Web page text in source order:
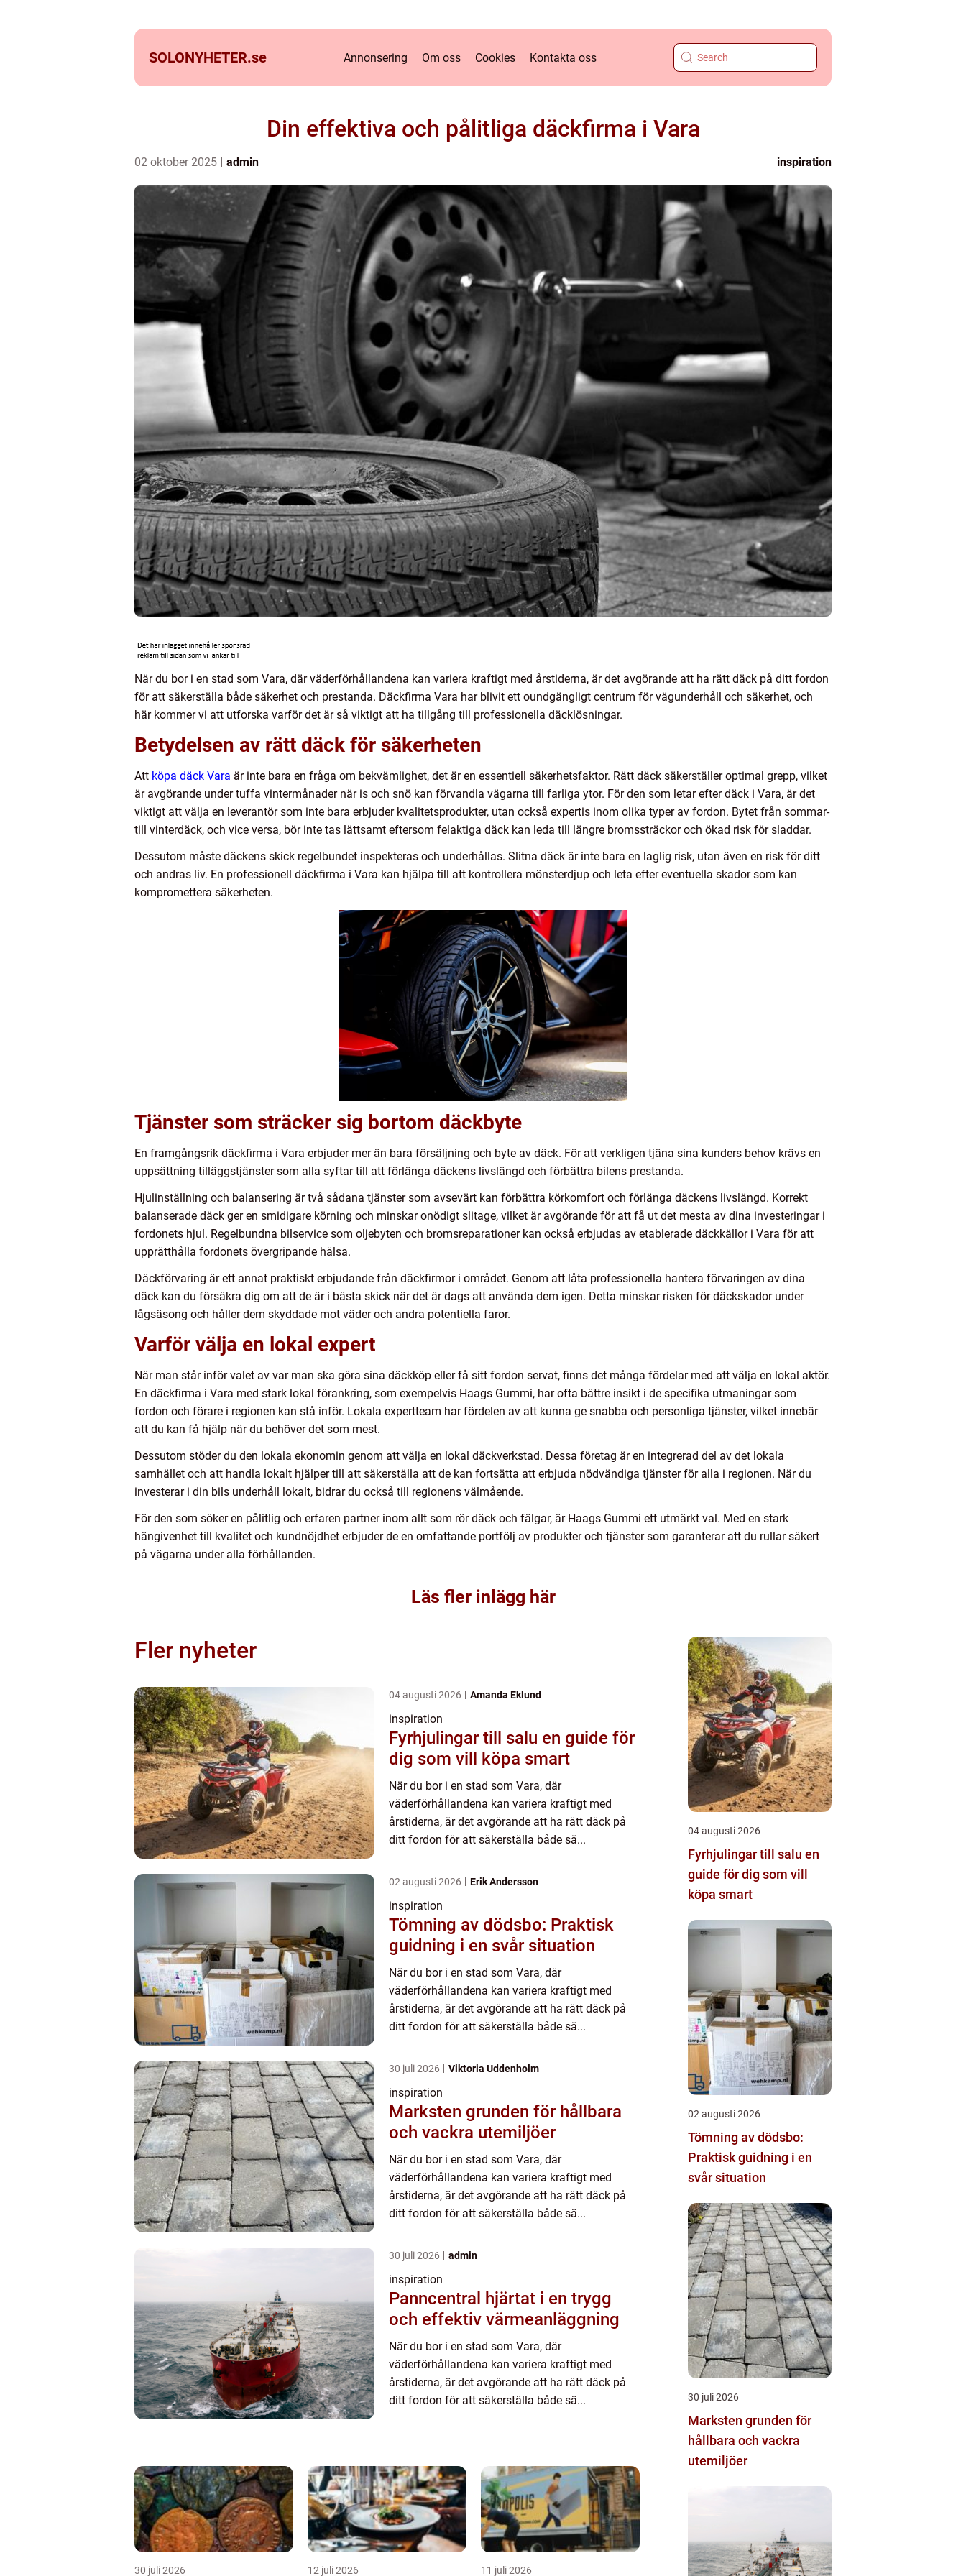
SOLONYHETER.se Annonsering Om oss Cookies Kontakta oss
Din effektiva och pålitliga däckfirma i Vara
02 oktober 2025 admin inspiration
När du bor i en stad som Vara, där väderförhållandena kan variera kraftigt med årstiderna, är det avgörande att ha rätt däck på ditt fordon
för att säkerställa både säkerhet och prestanda. Däckfirma Vara har blivit ett oundgängligt centrum för vägunderhåll och säkerhet, och
här kommer vi att utforska varför det är så viktigt att ha tillgång till professionella däcklösningar.
Betydelsen av rätt däck för säkerheten
Att köpa däck Vara är inte bara en fråga om bekvämlighet, det är en essentiell säkerhetsfaktor. Rätt däck säkerställer optimal grepp, vilket
är avgörande under tuffa vintermånader när is och snö kan förvandla vägarna till farliga ytor. För den som letar efter däck i Vara, är det
viktigt att välja en leverantör som inte bara erbjuder kvalitetsprodukter, utan också expertis inom olika typer av fordon. Bytet från sommar-
till vinterdäck, och vice versa, bör inte tas lättsamt eftersom felaktiga däck kan leda till längre bromssträckor och ökad risk för sladdar.
Dessutom måste däckens skick regelbundet inspekteras och underhållas. Slitna däck är inte bara en laglig risk, utan även en risk för ditt
och andras liv. En professionell däckfirma i Vara kan hjälpa till att kontrollera mönsterdjup och leta efter eventuella skador som kan
kompromettera säkerheten.
Tjänster som sträcker sig bortom däckbyte
En framgångsrik däckfirma i Vara erbjuder mer än bara försäljning och byte av däck. För att verkligen tjäna sina kunders behov krävs en
uppsättning tilläggstjänster som alla syftar till att förlänga däckens livslängd och förbättra bilens prestanda.
Hjulinställning och balansering är två sådana tjänster som avsevärt kan förbättra körkomfort och förlänga däckens livslängd. Korrekt
balanserade däck ger en smidigare körning och minskar onödigt slitage, vilket är avgörande för att få ut det mesta av dina investeringar i
fordonets hjul. Regelbundna bilservice som oljebyten och bromsreparationer kan också erbjudas av etablerade däckkällor i Vara för att
upprätthålla fordonets övergripande hälsa.
Däckförvaring är ett annat praktiskt erbjudande från däckfirmor i området. Genom att låta professionella hantera förvaringen av dina
däck kan du försäkra dig om att de är i bästa skick när det är dags att använda dem igen. Detta minskar risken för däckskador under
lågsäsong och håller dem skyddade mot väder och andra potentiella faror.
Varför välja en lokal expert
När man står inför valet av var man ska göra sina däckköp eller få sitt fordon servat, finns det många fördelar med att välja en lokal aktör.
En däckfirma i Vara med stark lokal förankring, som exempelvis Haags Gummi, har ofta bättre insikt i de specifika utmaningar som
fordon och förare i regionen kan stå inför. Lokala expertteam har fördelen av att kunna ge snabba och personliga tjänster, vilket innebär
att du kan få hjälp när du behöver det som mest.
Dessutom stöder du den lokala ekonomin genom att välja en lokal däckverkstad. Dessa företag är en integrerad del av det lokala
samhället och att handla lokalt hjälper till att säkerställa att de kan fortsätta att erbjuda nödvändiga tjänster för alla i regionen. När du
investerar i din bils underhåll lokalt, bidrar du också till regionens välmående.
För den som söker en pålitlig och erfaren partner inom allt som rör däck och fälgar, är Haags Gummi ett utmärkt val. Med en stark
hängivenhet till kvalitet och kundnöjdhet erbjuder de en omfattande portfölj av produkter och tjänster som garanterar att du rullar säkert
på vägarna under alla förhållanden.
Läs fler inlägg här
Fler nyheter
04 augusti 2026 Amanda Eklund
inspiration
Fyrhjulingar till salu en guide för
dig som vill köpa smart
När du bor i en stad som Vara, där
väderförhållandena kan variera kraftigt med
årstiderna, är det avgörande att ha rätt däck på
ditt fordon för att säkerställa både sä...
02 augusti 2026 Erik Andersson
inspiration
Tömning av dödsbo: Praktisk
guidning i en svår situation
När du bor i en stad som Vara, där
väderförhållandena kan variera kraftigt med
årstiderna, är det avgörande att ha rätt däck på
ditt fordon för att säkerställa både sä...
30 juli 2026 Viktoria Uddenholm
inspiration
Marksten grunden för hållbara
och vackra utemiljöer
När du bor i en stad som Vara, där
väderförhållandena kan variera kraftigt med
årstiderna, är det avgörande att ha rätt däck på
ditt fordon för att säkerställa både sä...
30 juli 2026 admin
inspiration
Panncentral hjärtat i en trygg
och effektiv värmeanläggning
När du bor i en stad som Vara, där
väderförhållandena kan variera kraftigt med
årstiderna, är det avgörande att ha rätt däck på
ditt fordon för att säkerställa både sä...
30 juli 2026 12 juli 2026 11 juli 2026
04 augusti 2026
Fyrhjulingar till salu en
guide för dig som vill
köpa smart
02 augusti 2026
Tömning av dödsbo:
Praktisk guidning i en
svår situation
30 juli 2026
Marksten grunden för
hållbara och vackra
utemiljöer